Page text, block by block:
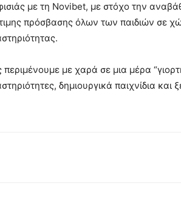
με τη Novibet, με στόχο την
πρόσβασης όλων των παιδιών σε
περιμένουμε με χαρά σε μια μέρα
δημιουργικά παιχνίδια και